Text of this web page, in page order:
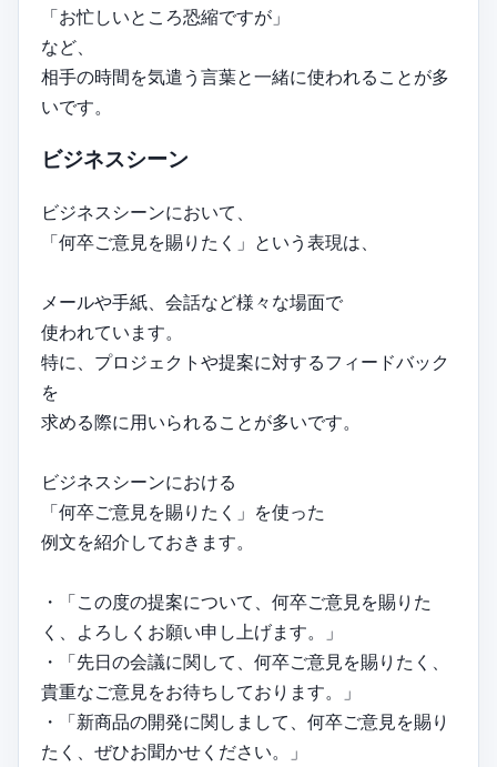
「お忙しいところ恐縮ですが」
など、
相手の時間を気遣う言葉と一緒に使われることが多
いです。
ビジネスシーン
ビジネスシーンにおいて、
「何卒ご意見を賜りたく」という表現は、
メールや手紙、会話など様々な場面で
使われています。
特に、プロジェクトや提案に対するフィードバック
を
求める際に用いられることが多いです。
ビジネスシーンにおける
「何卒ご意見を賜りたく」を使った
例文を紹介しておきます。
・「この度の提案について、何卒ご意見を賜りた
く、よろしくお願い申し上げます。」
・「先日の会議に関して、何卒ご意見を賜りたく、
貴重なご意見をお待ちしております。」
・「新商品の開発に関しまして、何卒ご意見を賜り
たく、ぜひお聞かせください。」